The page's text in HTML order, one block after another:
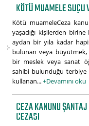
KÖTÜ MUAMELE SUÇU
Kötü muameleCeza
yaşadığı kişilerden
aydan bir yıla kadar
bulunan veya
bir meslek veya sanat
sahibi bulunduğu
kullanan...+Devamını oku
CEZA KANUNU
CEZASI